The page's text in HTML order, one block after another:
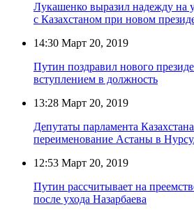
Лукашенко выразил надежду на
с Казахстаном при новом
14:30 Март 20, 2019
Путин поздравил нового
вступлением в должность
13:28 Март 20, 2019
Депутаты парламента
переименование Астаны в
12:53 Март 20, 2019
Путин рассчитывает на
после ухода Назарбаева